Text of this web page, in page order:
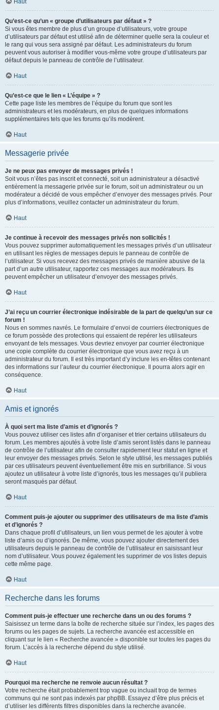
Haut
Qu’est-ce qu’un « groupe d’utilisateurs par défaut » ?
Si vous êtes membre de plus d’un groupe d’utilisateurs, votre groupe
d’utilisateurs par défaut est utilisé afin de déterminer quelle sera la couleur et
le rang qui vous sera assigné par défaut. Les administrateurs du forum
peuvent vous autoriser à modifier vous-même votre groupe d’utilisateurs par
défaut depuis le panneau de contrôle de l’utilisateur.
Haut
Qu’est-ce que le lien « L’équipe » ?
Cette page liste les membres de l’équipe du forum que sont les
administrateurs et les modérateurs, en plus de quelques informations
supplémentaires tels que les forums qu’ils modèrent.
Haut
Messagerie privée
Je ne peux pas envoyer de messages privés !
Soit vous n’êtes pas inscrit et connecté, soit un administrateur a désactivé
entièrement la messagerie privée sur le forum, soit un administrateur ou un
modérateur a décidé de vous empêcher d’envoyer des messages privés. Pour
plus d’informations, veuillez contacter un administrateur du forum.
Haut
Je continue à recevoir des messages privés non sollicités !
Vous pouvez supprimer automatiquement les messages privés d’un utilisateur
en utilisant les règles de messages depuis le panneau de contrôle de
l’utilisateur. Si vous recevez des messages privés de manière abusive de la
part d’un autre utilisateur, rapportez ces messages aux modérateurs. Ils
peuvent empêcher un utilisateur d’envoyer des messages privés.
Haut
J’ai reçu un courrier électronique indésirable de la part de quelqu’un sur ce
forum !
Nous en sommes navrés. Le formulaire d’envoi de courriers électroniques de
ce forum possède des protections qui essaient de repérer les utilisateurs
envoyant de tels messages. Vous devriez envoyer par courrier électronique
une copie complète du courrier électronique que vous avez reçu à un
administrateur du forum. Il est très important d’y inclure les en-têtes contenant
des informations sur l’auteur du courrier électronique. Il pourra alors agir en
conséquence.
Haut
Amis et ignorés
À quoi sert ma liste d’amis et d’ignorés ?
Vous pouvez utiliser ces listes afin d’organiser et trier certains utilisateurs du
forum. Les membres ajoutés à votre liste d’amis seront listés dans le panneau
de contrôle de l’utilisateur afin de consulter rapidement leur statut en ligne et
leur envoyer des messages privés. Selon le style utilisé, les messages publiés
par ces utilisateurs peuvent éventuellement être mis en surbrillance. Si vous
ajoutez un utilisateur à votre liste d’ignorés, tous les messages qu’il publiera
seront masqués par défaut.
Haut
Comment puis-je ajouter ou supprimer des utilisateurs de ma liste d’amis
et d’ignorés ?
Dans chaque profil d’utilisateurs, un lien vous permet de les ajouter à votre
liste d’amis ou d’ignorés. De même, vous pouvez ajouter directement des
utilisateurs depuis le panneau de contrôle de l’utilisateur en saisissant leur
nom d’utilisateur. Vous pouvez également les supprimer de vos listes depuis
cette même page.
Haut
Recherche dans les forums
Comment puis-je effectuer une recherche dans un ou des forums ?
Saisissez un terme dans la boîte de recherche située sur l’index, les pages des
forums ou les pages de sujets. La recherche avancée est accessible en
cliquant sur le lien « Recherche avancée » disponible sur toutes les pages du
forum. L’accès à la recherche dépend du style utilisé.
Haut
Pourquoi ma recherche ne renvoie aucun résultat ?
Votre recherche était probablement trop vague ou incluait trop de termes
communs qui ne sont pas indexés par phpBB. Essayez d’être plus précis et
d’utiliser les différents filtres disponibles dans la recherche avancée.